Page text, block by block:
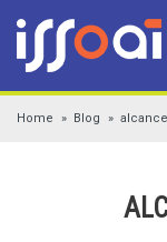
Home Blog